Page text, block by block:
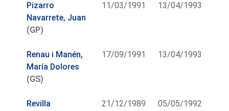
Pizarro
Navarrete, Juan
(GP)
11/03/1991 13/04/1993
Renau i Manén,
María Dolores
(GS)
17/09/1991 13/04/1993
Revilla
21/12/1989
05/05/1992